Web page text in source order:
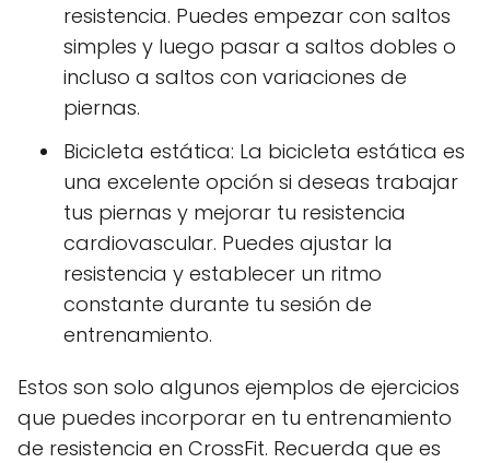
resistencia. Puedes empezar con saltos
simples y luego pasar a saltos dobles o
incluso a saltos con variaciones de
piernas.
Bicicleta estática: La bicicleta estática es
una excelente opción si deseas trabajar
tus piernas y mejorar tu resistencia
cardiovascular. Puedes ajustar la
resistencia y establecer un ritmo
constante durante tu sesión de
entrenamiento.
Estos son solo algunos ejemplos de ejercicios
que puedes incorporar en tu entrenamiento
de resistencia en CrossFit. Recuerda que es